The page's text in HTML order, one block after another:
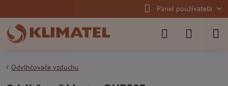
Panel používateľa
Odvlhčovače vzduchu